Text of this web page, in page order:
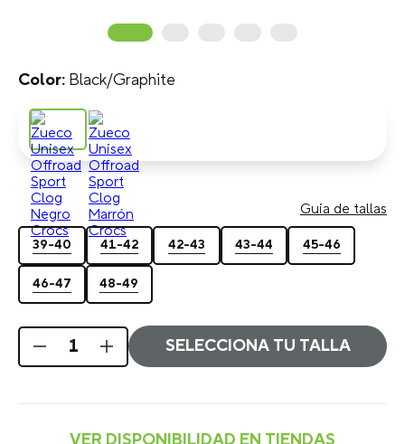
Black/Graphite
Guia de tallas
39-40 41-42 42-43 43-44 45-46
46-47 48-49
SELECCIONA TU TALLA